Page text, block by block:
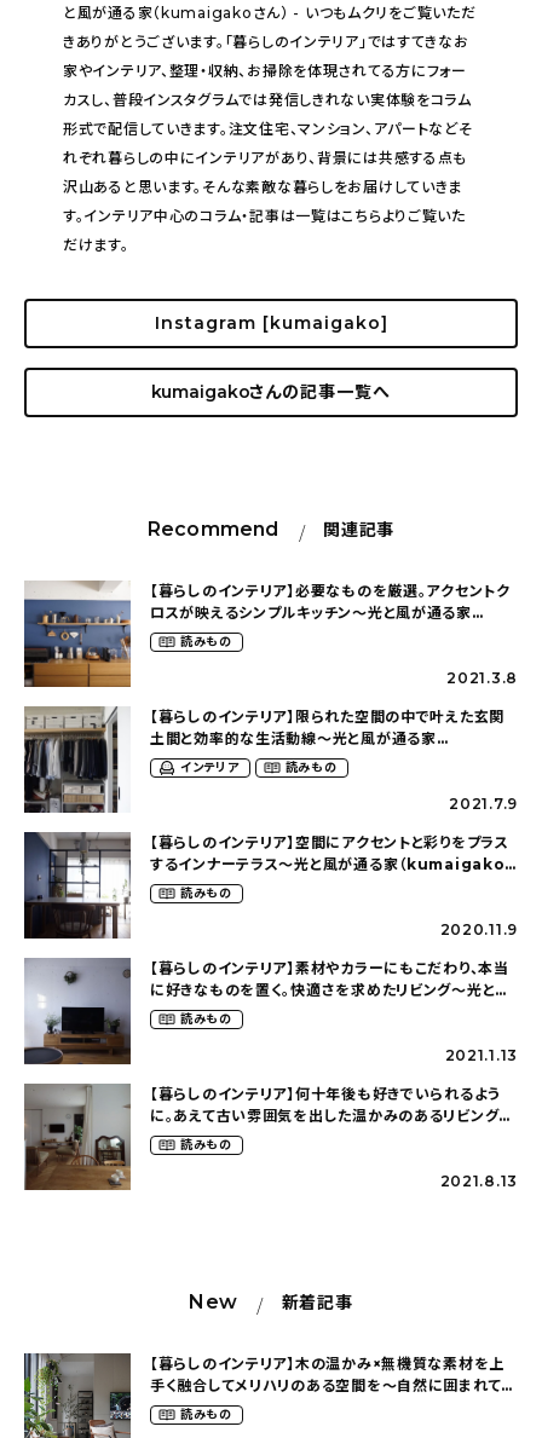
と風が通る家（kumaigakoさん） - いつもムクリをご覧いただ
きありがとうございます。「暮らしのインテリア」ではすてきなお
家やインテリア、整理・収納、お掃除を体現されてる方にフォー
カスし、普段インスタグラムでは発信しきれない実体験をコラム
形式で配信していきます。注文住宅、マンション、アパートなどそ
れぞれ暮らしの中にインテリアがあり、背景には共感する点も
沢山あると思います。そんな素敵な暮らしをお届けしていきま
す。インテリア中心のコラム・記事は一覧はこちらよりご覧いた
だけます。
Instagram [kumaigako]
kumaigakoさんの記事一覧へ
Recommend 関連記事
【暮らしのインテリア】必要なものを厳選。アクセントク
ロスが映えるシンプルキッチン〜光と風が通る家
（kumaigakoさん）
読みもの
2021.3.8
【暮らしのインテリア】限られた空間の中で叶えた玄関
土間と効率的な生活動線〜光と風が通る家
（kumaigakoさん）
インテリア 読みもの
2021.7.9
【暮らしのインテリア】空間にアクセントと彩りをプラス
するインナーテラス〜光と風が通る家（kumaigako
さん）読みもの
2020.11.9
【暮らしのインテリア】素材やカラーにもこだわり、本当
に好きなものを置く。快適さを求めたリビング〜光と風
が通る家（kumaigakoさん）
読みもの
2021.1.13
【暮らしのインテリア】何十年後も好きでいられるよう
に。あえて古い雰囲気を出した温かみのあるリビングダ
イニング〜育児と家事がしやすいこだわりの家
（ie_aoiさん）
読みもの
2021.8.13
New 新着記事
【暮らしのインテリア】木の温かみ×無機質な素材を上
手く融合してメリハリのある空間を〜自然に囲まれて暮
らす（ki_no_ieさん）
読みもの